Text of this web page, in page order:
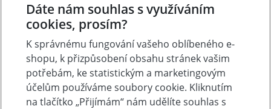
Vruty do sádrokartonu
na pásce TN 3,9x35mm
1000ks, hrubý závit
SENCO
skladem
Dáte nám souhlas s využíváním
cookies, prosím?
K správnému fungování vašeho oblíbeného e-
shopu, k přizpůsobení obsahu stránek vašim
potřebám, ke statistickým a marketingovým
účelům používáme soubory cookie. Kliknutím
na tlačítko „Přijímám“ nám udělíte souhlas s